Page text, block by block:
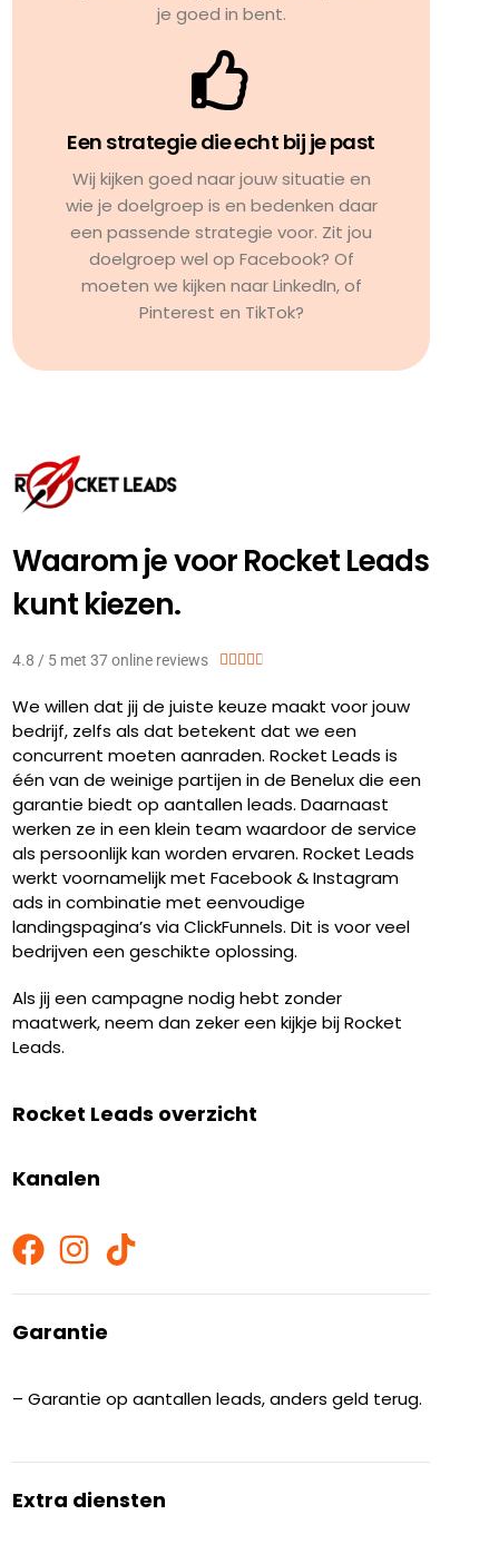
je goed in bent.
Een strategie die echt bij je past
Wij kijken goed naar jouw situatie en
wie je doelgroep is en bedenken daar
een passende strategie voor. Zit jou
doelgroep wel op Facebook? Of
moeten we kijken naar LinkedIn, of
Pinterest en TikTok?
Waarom je voor Rocket Leads
kunt kiezen.
4.8 / 5 met 37 online reviews     
We willen dat jij de juiste keuze maakt voor jouw
bedrijf, zelfs als dat betekent dat we een
concurrent moeten aanraden. Rocket Leads is
één van de weinige partijen in de Benelux die een
garantie biedt op aantallen leads. Daarnaast
werken ze in een klein team waardoor de service
als persoonlijk kan worden ervaren. Rocket Leads
werkt voornamelijk met Facebook & Instagram
ads in combinatie met eenvoudige
landingspagina’s via ClickFunnels. Dit is voor veel
bedrijven een geschikte oplossing.
Als jij een campagne nodig hebt zonder
maatwerk, neem dan zeker een kijkje bij Rocket
Leads.
Rocket Leads overzicht
Kanalen
Garantie
– Garantie op aantallen leads, anders geld terug.
Extra diensten